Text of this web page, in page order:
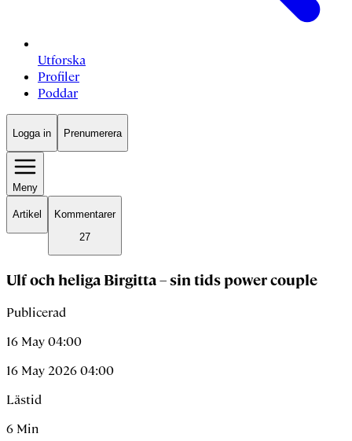
Utforska
Profiler
Poddar
Logga in Prenumerera
Meny
Artikel
Kommentarer
27
Ulf och heliga Birgitta – sin tids power couple
Publicerad
16 May 04:00
16 May 2026 04:00
Lästid
6 Min